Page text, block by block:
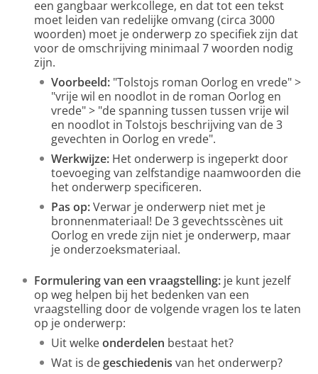
een gangbaar werkcollege, en dat tot een tekst
moet leiden van redelijke omvang (circa 3000
woorden) moet je onderwerp zo specifiek zijn dat
voor de omschrijving minimaal 7 woorden nodig
zijn.
Voorbeeld: "Tolstojs roman Oorlog en vrede" >
"vrije wil en noodlot in de roman Oorlog en
vrede" > "de spanning tussen tussen vrije wil
en noodlot in Tolstojs beschrijving van de 3
gevechten in Oorlog en vrede".
Werkwijze: Het onderwerp is ingeperkt door
toevoeging van zelfstandige naamwoorden die
het onderwerp specificeren.
Pas op:Verwar je onderwerp niet met je
bronnenmateriaal! De 3 gevechtsscènes uit
Oorlog en vrede zijn niet je onderwerp, maar
je onderzoeksmateriaal.
Formulering van een vraagstelling: je kunt jezelf
op weg helpen bij het bedenken van een
vraagstelling door de volgende vragen los te laten
op je onderwerp:
Uit welkeonderdelen bestaat het?
Wat is degeschiedenis van het onderwerp?